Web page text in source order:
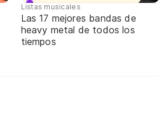
Listas musicales
Las 17 mejores bandas de
heavy metal de todos los
tiempos